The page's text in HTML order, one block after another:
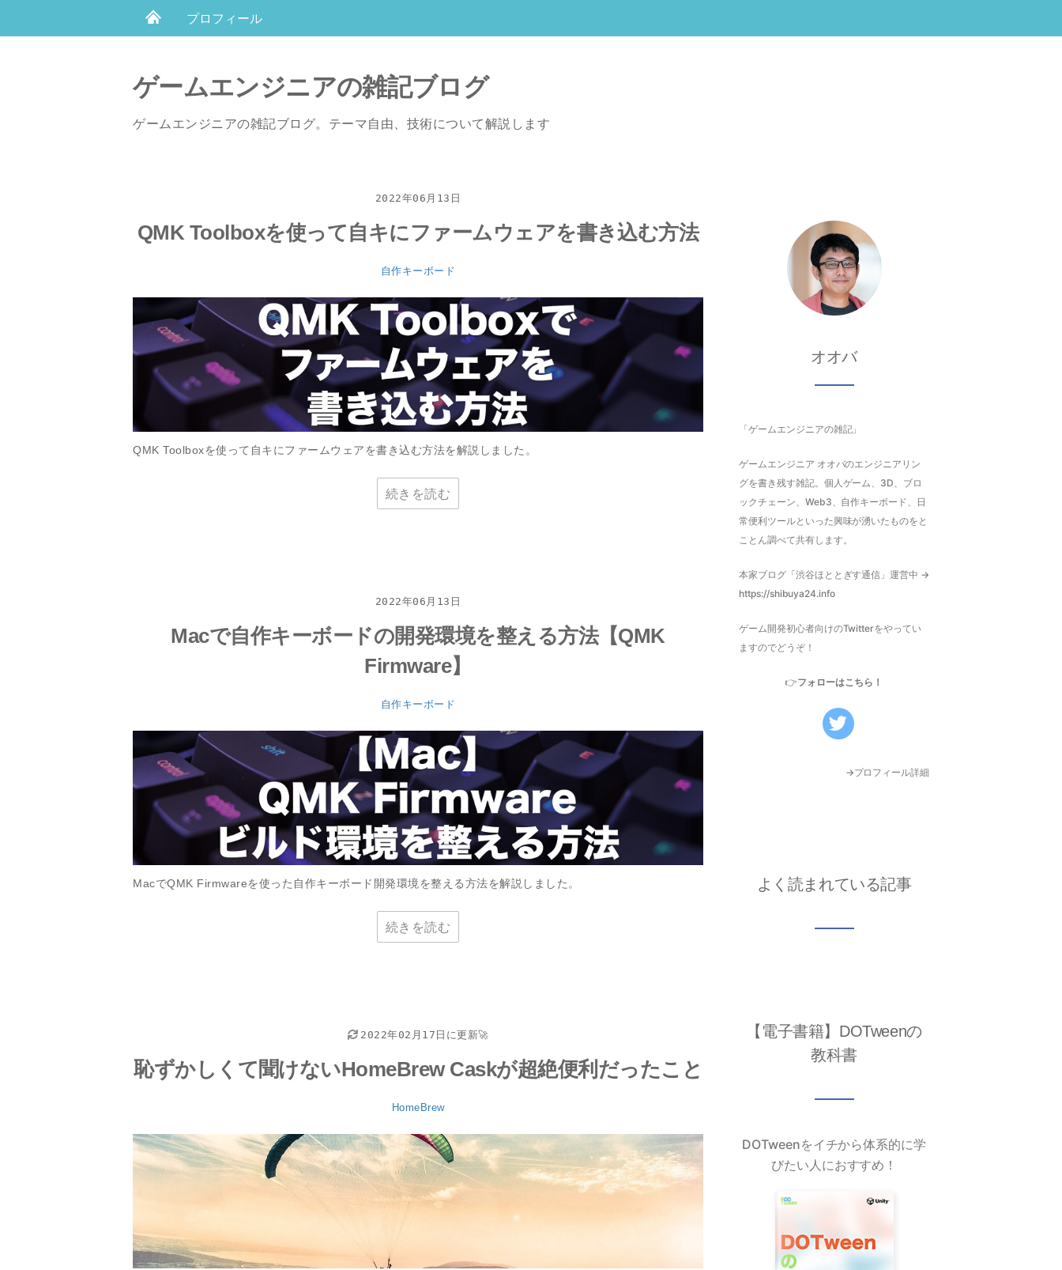
プロフィール
ゲームエンジニアの雑記ブログ
ゲームエンジニアの雑記ブログ。テーマ自由、技術について解説します
2022年06月13日
QMK Toolboxを使って自キにファームウェアを書き込む方法
自作キーボード
QMK Toolboxを使って自キにファームウェアを書き込む方法を解説しました。
続きを読む
2022年06月13日
Macで自作キーボードの開発環境を整える方法【QMK
Firmware】
自作キーボード
MacでQMK Firmwareを使った自作キーボード開発環境を整える方法を解説しました。
続きを読む
2022年02月17日に更新🚀
恥ずかしくて聞けないHomeBrew Caskが超絶便利だったこと
HomeBrew
オオバ
「ゲームエンジニアの雑記」
ゲームエンジニア オオバのエンジニアリン
グを書き残す雑記。個人ゲーム、3D、ブロ
ックチェーン、Web3、自作キーボード、日
常便利ツールといった興味が湧いたものをと
ことん調べて共有します。
本家ブログ「渋谷ほととぎす通信」運営中 →
https://shibuya24.info
ゲーム開発初心者向けのTwitterをやってい
ますのでどうぞ！
👉フォローはこちら！
→プロフィール詳細
よく読まれている記事
【電子書籍】DOTweenの
教科書
DOTweenをイチから体系的に学
びたい人におすすめ！